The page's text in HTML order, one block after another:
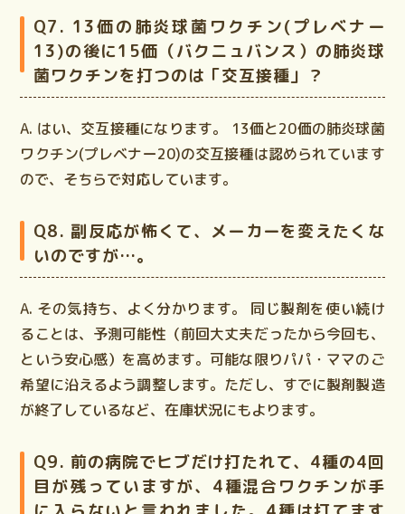
Q7. 13価の肺炎球菌ワクチン(プレベナー
13)の後に15価（バクニュバンス）の肺炎球
菌ワクチンを打つのは「交互接種」？
A. はい、交互接種になります。
13価と20価の肺炎球菌
ワクチン(プレベナー20)の交互接種は認められています
ので、そちらで対応しています。
Q8. 副反応が怖くて、メーカーを変えたくな
いのですが…。
A. その気持ち、よく分かります。
同じ製剤を使い続け
ることは、予測可能性（前回大丈夫だったから今回も、
という安心感）を高めます。可能な限りパパ・ママのご
希望に沿えるよう調整します。ただし、すでに製剤製造
が終了しているなど、在庫状況にもよります。
Q9. 前の病院でヒブだけ打たれて、4種の4回
目が残っていますが、4種混合ワクチンが手